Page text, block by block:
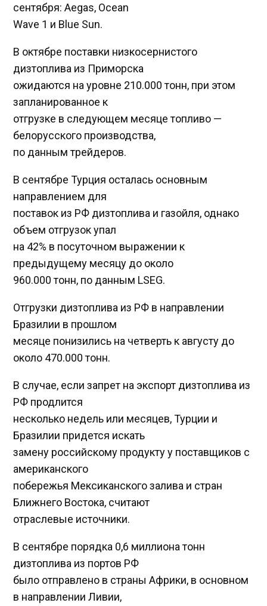
сентября: Aegas, Ocean
Wave 1 и Blue Sun.
В октябре поставки низкосернистого
дизтоплива из Приморска
ожидаются на уровне 210.000 тонн, при этом
запланированное к
отгрузке в следующем месяце топливо —
белорусского производства,
по данным трейдеров.
В сентябре Турция осталась основным
направлением для
поставок из РФ дизтоплива и газойля, однако
объем отгрузок упал
на 42% в посуточном выражении к
предыдущему месяцу до около
960.000 тонн, по данным LSEG.
Отгрузки дизтоплива из РФ в направлении
Бразилии в прошлом
месяце понизились на четверть к августу до
около 470.000 тонн.
В случае, если запрет на экспорт дизтоплива из
РФ продлится
несколько недель или месяцев, Турции и
Бразилии придется искать
замену российскому продукту у поставщиков с
американского
побережья Мексиканского залива и стран
Ближнего Востока, считают
отраслевые источники.
В сентябре порядка 0,6 миллиона тонн
дизтоплива из портов РФ
было отправлено в страны Африки, в основном
в направлении Ливии,